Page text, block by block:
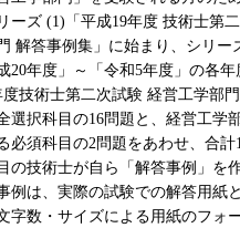
ーズ (1)「平成19年度 技術士第
解答事例集」に始まり、シリー
成20年度」～「令和5年度」の各
度技術士第二次試験 経営工学部
選択科目の16問題と、経営工学
必須科目の2問題をあわせ、合計
の技術士が自ら「解答事例」を
例は、実際の試験での解答用紙
字数・サイズによる用紙のフォ